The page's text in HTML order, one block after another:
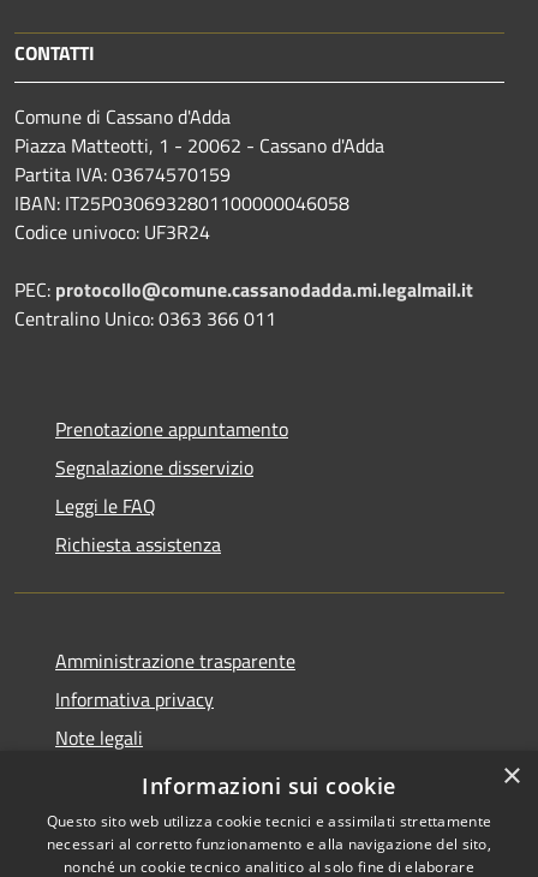
CONTATTI
Comune di Cassano d'Adda
Piazza Matteotti, 1 - 20062 - Cassano d'Adda
Partita IVA: 03674570159
IBAN: IT25P0306932801100000046058
Codice univoco: UF3R24
PEC: protocollo@comune.cassanodadda.mi.legalmail.it
Centralino Unico: 0363 366 011
Prenotazione appuntamento
Segnalazione disservizio
Leggi le FAQ
Richiesta assistenza
Amministrazione trasparente
Informativa privacy
Note legali
Dichiarazione di accessibilità
×
Informazioni sui cookie
Questo sito web utilizza cookie tecnici e assimilati strettamente
necessari al corretto funzionamento e alla navigazione del sito,
nonché un cookie tecnico analitico al solo fine di elaborare